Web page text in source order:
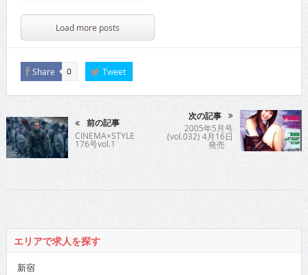
Load more posts
Share 0 Tweet
前の記事
CINEMA×STYLE
176号vol.1
次の記事
2005年5月号
(vol.032) 4月16日
発売
エリアで求人を探す
新宿